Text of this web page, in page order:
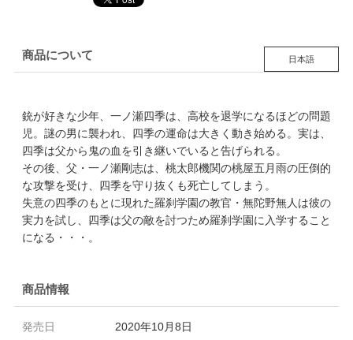
商品について 日本語
銃が好きな少年、一ノ瀬四季は、高校を退学になるほどの問題
児。謎の男に襲われ、四季の運命は大きく動き始める。実は、
四季は父から鬼の血を引き継いでいると告げられる。
その後、父・一ノ瀬剛志は、桃太郎機関の桃屋五月雨の圧倒的
な攻撃を受け、四季を守り抜くも死亡してしまう。
失意の四季のもとに現れた羅刹学園の教官・無陀野無人は彼の
実力を試し、四季は父の敵を討つため羅刹学園に入学すること
になる・・・。
商品情報
発売日
2020年10月8日